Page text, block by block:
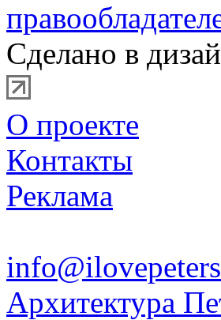
Сделано в
О проекте
Контакты
Реклама
Архитектура